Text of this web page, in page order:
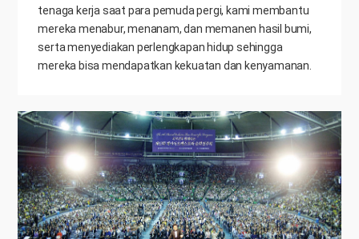
tenaga kerja saat para pemuda pergi, kami membantu
mereka menabur, menanam, dan memanen hasil bumi,
serta menyediakan perlengkapan hidup sehingga
mereka bisa mendapatkan kekuatan dan kenyamanan.